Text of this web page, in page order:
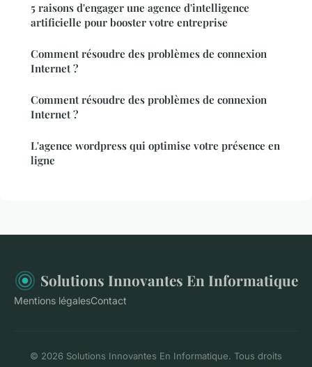
5 raisons d'engager une agence d'intelligence
artificielle pour booster votre entreprise
Comment résoudre des problèmes de connexion
Internet ?
Comment résoudre des problèmes de connexion
Internet ?
L'agence wordpress qui optimise votre présence en
ligne
Solutions Innovantes En Informatique
Mentions légalesContact
© 2026 Solutions Innovantes En Informatique. Tous droits